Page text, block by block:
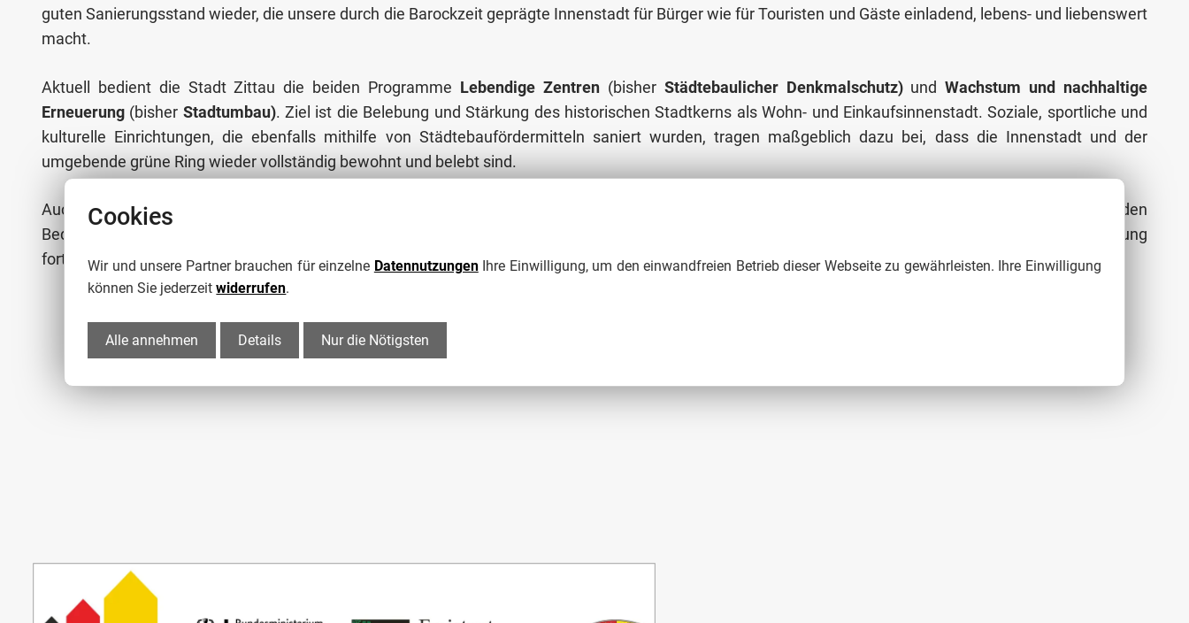
guten Sanierungsstand wieder, die unsere durch die Barockzeit geprägte Innenstadt für Bürger wie für Touristen und Gäste einladend, lebens- und liebenswert
macht.
Aktuell bedient die Stadt Zittau die beiden Programme Lebendige Zentren(bisher Städtebaulicher Denkmalschutz)undWachstum und nachhaltige
Erneuerung (bisher Stadtumbau). Ziel ist die Belebung und Stärkung des historischen Stadtkerns als Wohn- und Einkaufsinnenstadt. Soziale, sportliche und
kulturelle Einrichtungen, die ebenfalls mithilfe von Städtebaufördermitteln saniert wurden, tragen maßgeblich dazu bei, dass die Innenstadt und der
umgebende grüne Ring wieder vollständig bewohnt und belebt sind.
Auch in Zukunft wird die Stadt Zittau Zuschüsse von Bund und Land in Anspruch nehmen. Denn trotz des hohen Sanierungsstandes gibt es weiterhin den
Bedarf an Einzelmaßnahmen. Wie die Förderlandschaft sich entwickeln wird und in welcher Art und Weise die Programme der Städtebaulichen Erneuerung
fortgeführt werden, ist zurzeit ungewiss. Doch eines ist sicher: In Zittau wird gebaut, Sie brauchen sich nur aufmerksam umzuschauen!
Cookies
Wir und unsere Partner brauchen für einzelne DatennutzungenIhre Einwilligung, um den einwandfreien Betrieb dieser Webseite zu gewährleisten. Ihre Einwilligung
können Sie jederzeitwiderrufen.
Alle annehmen Details Nur die Nötigsten